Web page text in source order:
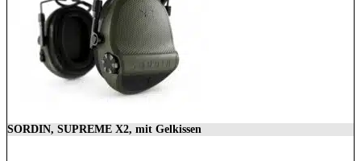
SORDIN, SUPREME X2, mit Gelkissen